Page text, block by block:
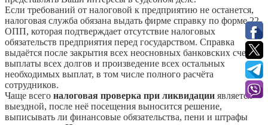
Если требований от налоговой к предприятию не останется,
налоговая служба обязана выдать фирме справку по форме 22-
ОПП, которая подтверждает отсутствие налоговых
обязательств предприятия перед государством. Справка
выдаётся после закрытия всех неосновных банковских счетов,
выплаты всех долгов и произведение всех остальных
необходимых выплат, в том числе полного расчёта
сотрудников.
Чаще всего налоговая проверка при ликвидации является
выездной, после неё посещения выносится решение,
выписывать ли финансовые обязательства, пени и штрафы